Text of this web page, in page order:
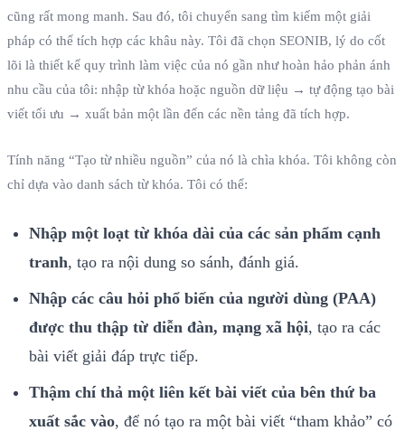
cũng rất mong manh. Sau đó, tôi chuyển sang tìm kiếm một giải
pháp có thể tích hợp các khâu này. Tôi đã chọn SEONIB, lý do cốt
lõi là thiết kế quy trình làm việc của nó gần như hoàn hảo phản ánh
nhu cầu của tôi: nhập từ khóa hoặc nguồn dữ liệu → tự động tạo bài
viết tối ưu → xuất bản một lần đến các nền tảng đã tích hợp.
Tính năng “Tạo từ nhiều nguồn” của nó là chìa khóa. Tôi không còn
chỉ dựa vào danh sách từ khóa. Tôi có thể:
Nhập một loạt từ khóa dài của các sản phẩm cạnh
tranh, tạo ra nội dung so sánh, đánh giá.
Nhập các câu hỏi phổ biến của người dùng (PAA)
được thu thập từ diễn đàn, mạng xã hội, tạo ra các
bài viết giải đáp trực tiếp.
Thậm chí thả một liên kết bài viết của bên thứ ba
xuất sắc vào, để nó tạo ra một bài viết “tham khảo” có